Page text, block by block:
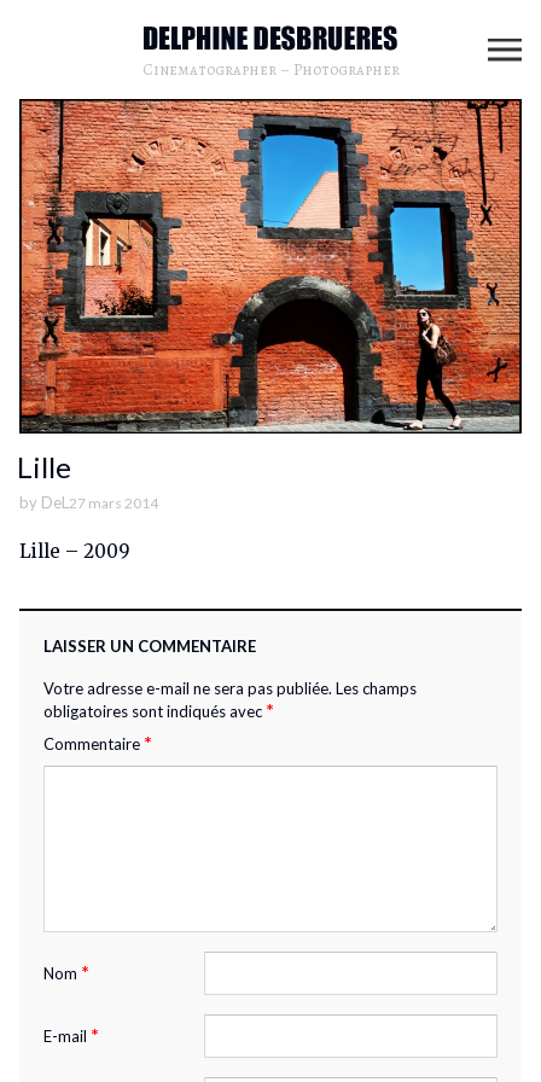
Cinematographer – Photographer
Lille
by DeL27 mars 2014
Lille – 2009
LAISSER UN COMMENTAIRE
Votre adresse e-mail ne sera pas publiée. Les champs
obligatoires sont indiqués avec *
Commentaire *
Nom *
E-mail *